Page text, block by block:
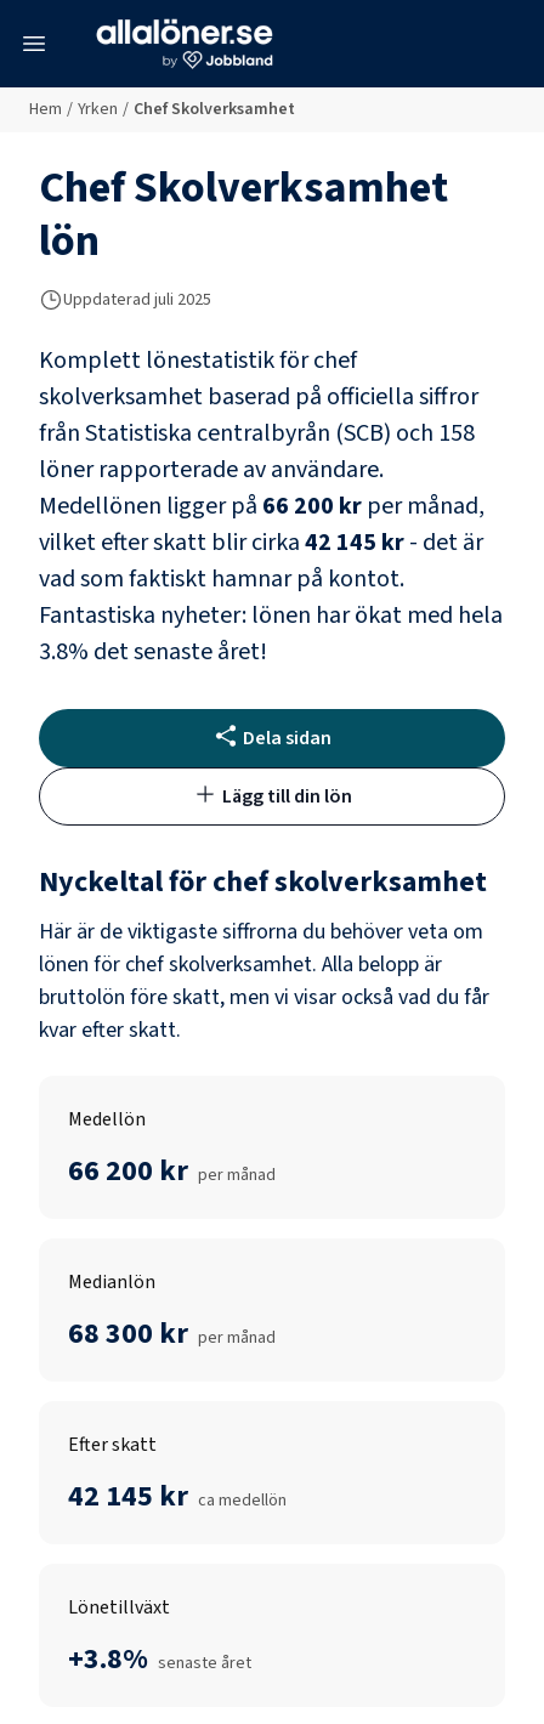
Hem / Yrken / Chef Skolverksamhet
Chef Skolverksamhet
lön
Uppdaterad juli 2025
Komplett lönestatistik förchef
skolverksamhet baserad på officiella siffror
från Statistiska centralbyrån (SCB) och 158
löner rapporterade av användare.
Medellönen ligger på 66 200 kr per månad,
vilket efter skatt blir cirka42 145 kr- det är
vad som faktiskt hamnar på kontot.
Fantastiska nyheter: lönen har ökat med hela
3.8% det senaste året!
Dela sidan
Lägg till din lön
Nyckeltal förchef skolverksamhet
Här är de viktigaste siffrorna du behöver veta om
lönen för chef skolverksamhet. Alla belopp är
bruttolön före skatt, men vi visar också vad du får
kvar efter skatt.
Medellön
66 200 kr per månad
Medianlön
68 300 kr per månad
Efter skatt
42 145 kr ca medellön
Lönetillväxt
+3.8% senaste året